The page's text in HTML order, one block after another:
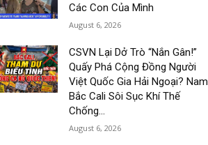
Các Con Của Mình
August 6, 2026
CSVN Lại Dở Trò “Nắn Gân!”
Quấy Phá Cộng Đồng Người
Việt Quốc Gia Hải Ngoại? Nam
Bắc Cali Sôi Sục Khí Thế
Chống...
August 6, 2026